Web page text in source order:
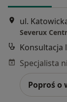
ul.
Severux
Konsultacja
Poproś o